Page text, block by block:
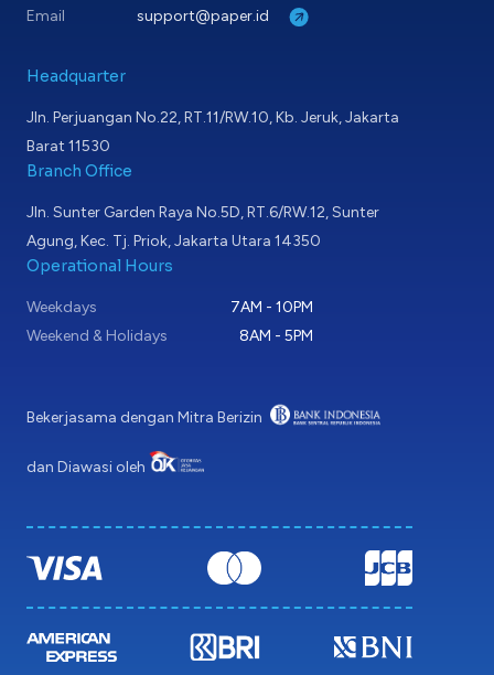
Email
support@paper.id
Headquarter
Jln. Perjuangan No.22, RT.11/RW.10, Kb. Jeruk, Jakarta
Barat 11530
Branch Office
Jln. Sunter Garden Raya No.5D, RT.6/RW.12, Sunter
Agung, Kec. Tj. Priok, Jakarta Utara 14350
Operational Hours
Weekdays
7AM - 10PM
Weekend & Holidays
8AM - 5PM
Bekerjasama dengan Mitra Berizin
dan Diawasi oleh